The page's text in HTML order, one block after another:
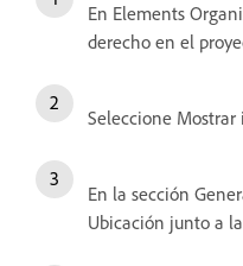
En Elements
derecho en el
Seleccione
En la sección
Ubicación junto a